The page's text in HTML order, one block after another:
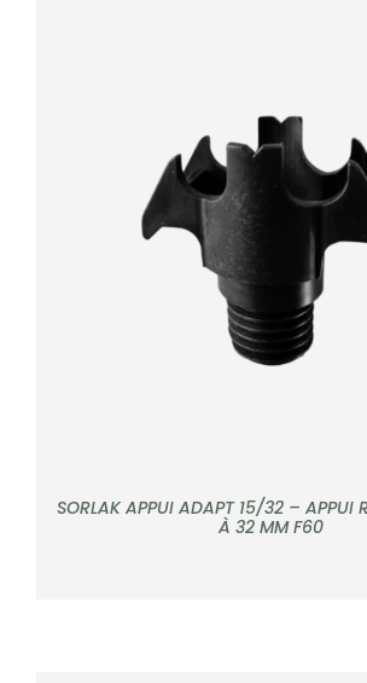
DÉTAILS
SORLAK APPUI ADAPT 15/32 – APPUI
À 32 MM F60